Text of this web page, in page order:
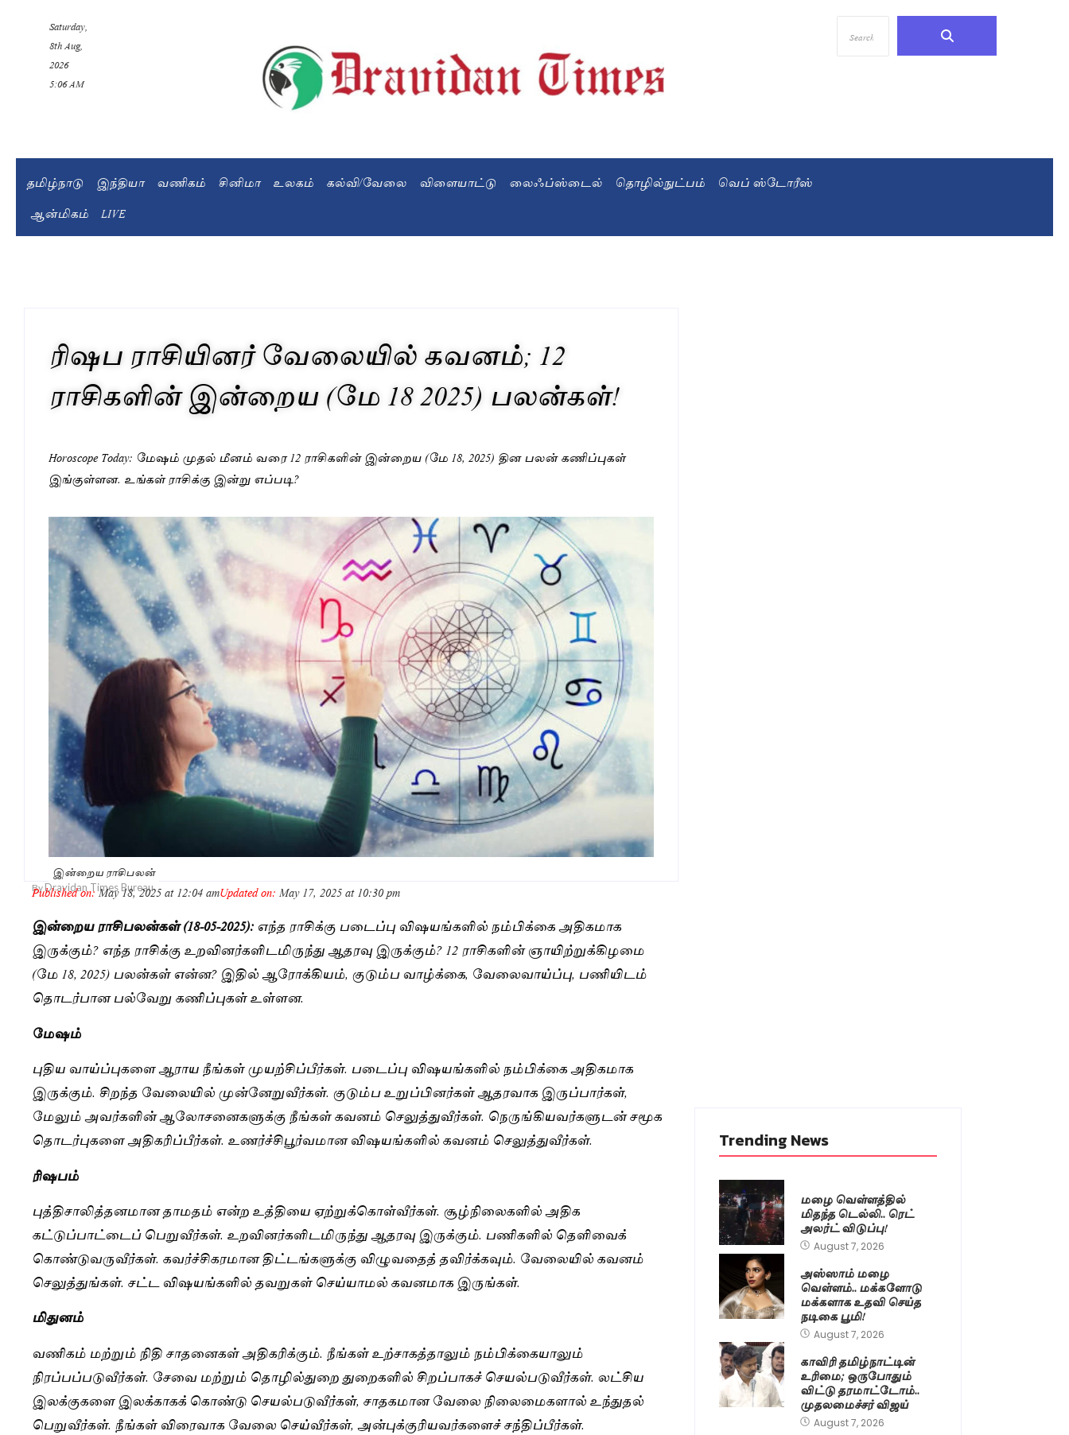
Saturday,
8th Aug,
2026
5:06 AM
தமிழ்நாடு இந்தியா வணிகம் சினிமா உலகம் கல்வி/வேலை விளையாட்டு லைஃப்ஸ்டைல் தொழில்நுட்பம்
வெப் ஸ்டோரீஸ்
ஆன்மிகம்
LIVE
ரிஷப ராசியினர் வேலையில் கவனம்; 12
ராசிகளின் இன்றைய (மே 18 2025) பலன்கள்!
Horoscope Today: மேஷம் முதல் மீனம் வரை 12 ராசிகளின் இன்றைய (மே 18, 2025) தின பலன் கணிப்புகள்
இங்குள்ளன. உங்கள் ராசிக்கு இன்று எப்படி?
இன்றைய ராசிபலன்
By Dravidan Times Bureau
Published on:May 18, 2025 at 12:04 amUpdated on:May 17, 2025 at 10:30 pm
இன்றைய ராசிபலன்கள்(18-05-2025):எந்த ராசிக்கு படைப்பு விஷயங்களில் நம்பிக்கை அதிகமாக
இருக்கும்? எந்த ராசிக்கு உறவினர்களிடமிருந்து ஆதரவு இருக்கும்? 12 ராசிகளின் ஞாயிற்றுக்கிழமை
(மே 18, 2025) பலன்கள் என்ன? இதில் ஆரோக்கியம், குடும்ப வாழ்க்கை, வேலைவாய்ப்பு, பணியிடம்
தொடர்பான பல்வேறு கணிப்புகள் உள்ளன.
மேஷம்
புதிய வாய்ப்புகளை ஆராய நீங்கள் முயற்சிப்பீர்கள். படைப்பு விஷயங்களில் நம்பிக்கை அதிகமாக
இருக்கும். சிறந்த வேலையில் முன்னேறுவீர்கள். குடும்ப உறுப்பினர்கள் ஆதரவாக இருப்பார்கள்,
மேலும் அவர்களின் ஆலோசனைகளுக்கு நீங்கள் கவனம் செலுத்துவீர்கள். நெருங்கியவர்களுடன் சமூக
தொடர்புகளை அதிகரிப்பீர்கள். உணர்ச்சிபூர்வமான விஷயங்களில் கவனம் செலுத்துவீர்கள்.
ரிஷபம்
புத்திசாலித்தனமான தாமதம் என்ற உத்தியை ஏற்றுக்கொள்வீர்கள். சூழ்நிலைகளில் அதிக
கட்டுப்பாட்டைப் பெறுவீர்கள். உறவினர்களிடமிருந்து ஆதரவு இருக்கும். பணிகளில் தெளிவைக்
கொண்டுவருவீர்கள். கவர்ச்சிகரமான திட்டங்களுக்கு விழுவதைத் தவிர்க்கவும். வேலையில் கவனம்
செலுத்துங்கள். சட்ட விஷயங்களில் தவறுகள் செய்யாமல் கவனமாக இருங்கள்.
மிதுனம்
வணிகம் மற்றும் நிதி சாதனைகள் அதிகரிக்கும். நீங்கள் உற்சாகத்தாலும் நம்பிக்கையாலும்
நிரப்பப்படுவீர்கள். சேவை மற்றும் தொழில்துறை துறைகளில் சிறப்பாகச் செயல்படுவீர்கள். லட்சிய
இலக்குகளை இலக்காகக் கொண்டு செயல்படுவீர்கள், சாதகமான வேலை நிலைமைகளால் உந்துதல்
பெறுவீர்கள். நீங்கள் விரைவாக வேலை செய்வீர்கள், அன்புக்குரியவர்களைச் சந்திப்பீர்கள்.
Trending News
மழை வெள்ளத்தில்
மிதந்த டெல்லி.. ரெட்
அலர்ட் விடுப்பு!
August 7, 2026
அஸ்ஸாம் மழை
வெள்ளம்.. மக்களோடு
மக்களாக உதவி செய்த
நடிகை பூமி!
August 7, 2026
காவிரி தமிழ்நாட்டின்
உரிமை; ஒருபோதும்
விட்டு தரமாட்டோம்..
முதலமைச்சர் விஜய்
August 7, 2026